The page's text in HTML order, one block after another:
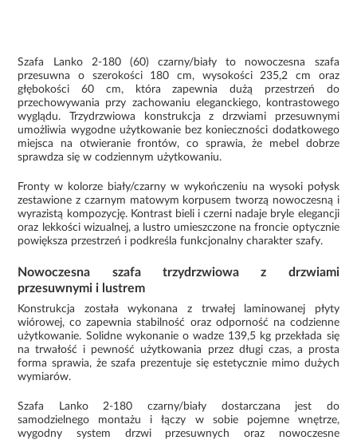
Szafa Lanko 2-180 (60) czarny/biały to nowoczesna szafa
przesuwna o szerokości 180 cm, wysokości 235,2 cm oraz
głębokości 60 cm, która zapewnia dużą przestrzeń do
przechowywania przy zachowaniu eleganckiego, kontrastowego
wyglądu. Trzydrzwiowa konstrukcja z drzwiami przesuwnymi
umożliwia wygodne użytkowanie bez konieczności dodatkowego
miejsca na otwieranie frontów, co sprawia, że mebel dobrze
sprawdza się w codziennym użytkowaniu.
Fronty w kolorze biały/czarny w wykończeniu na wysoki połysk
zestawione z czarnym matowym korpusem tworzą nowoczesną i
wyrazistą kompozycję. Kontrast bieli i czerni nadaje bryle elegancji
oraz lekkości wizualnej, a lustro umieszczone na froncie optycznie
powiększa przestrzeń i podkreśla funkcjonalny charakter szafy.
Nowoczesna szafa trzydrzwiowa z drzwiami
przesuwnymi i lustrem
Konstrukcja została wykonana z trwałej laminowanej płyty
wiórowej, co zapewnia stabilność oraz odporność na codzienne
użytkowanie. Solidne wykonanie o wadze 139,5 kg przekłada się
na trwałość i pewność użytkowania przez długi czas, a prosta
forma sprawia, że szafa prezentuje się estetycznie mimo dużych
wymiarów.
Szafa Lanko 2-180 czarny/biały dostarczana jest do
samodzielnego montażu i łączy w sobie pojemne wnętrze,
wygodny system drzwi przesuwnych oraz nowoczesne